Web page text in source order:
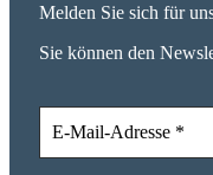
Melden Sie sich für
Sie können den